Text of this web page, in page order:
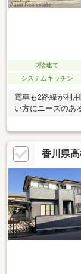
2階建て
システムキッチン
電車も2路線が利
い方にニーズのあ
にピッタリな押入
リング物件で新生
住み心地が良いと
にくいのでご好評
る場合でも同時に
香川県